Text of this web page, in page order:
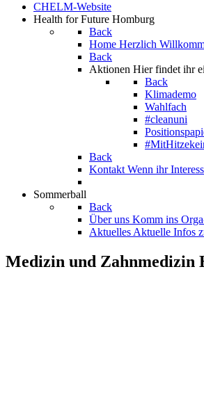
CHELM-Website
Health for Future Homburg
Back
Home Herzlich
Back
Aktionen Hier findet ihr
Back
Klimademo
Wahlfach
#cleanuni
Back
Kontakt Wenn ihr
Sommerball
Back
Über uns Komm ins
AktuellesAktuelle Infos
Medizin und Zahnmedizin